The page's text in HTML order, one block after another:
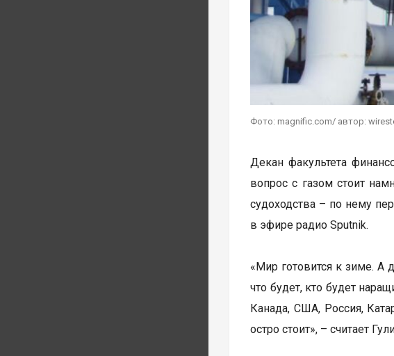
Фото: magnific.com/ автор:
Декан факультета
вопрос с газом стоит
судоходства – по нему
в эфире радио Sputnik.
«Мир готовится к зиме. А
что будет, кто будет
Канада, США, Россия,
остро стоит», – считает